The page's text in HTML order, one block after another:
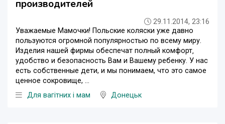
производителей
29.11.2014, 23:16
Уважаемые Мамочки! Польские коляски уже давно
пользуются огромной популярностью по всему миру.
Изделия нашей фирмы обеспечат полный комфорт‚
удобство и безопасность Вам и Вашему ребенку. У нас
есть собственные дети, и мы понимаем, что это самое
ценное сокровище, ...
Для вагітних і мам
Донецьк